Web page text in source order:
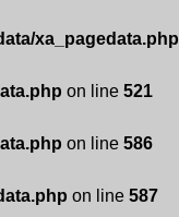
xa_pagedata.php
on line 521
on line 586
on line 587